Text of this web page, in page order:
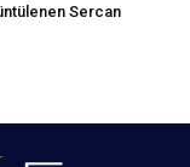
Sercan